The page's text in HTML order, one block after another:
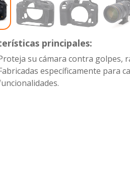
principales:
su cámara contra golpes,
específicamente para